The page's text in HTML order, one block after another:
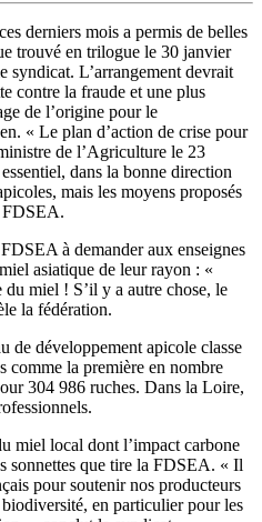
derniers mois a permis de belles
trouvé en trilogue le 30 janvier
L’arrangement devrait
contre la fraude et une plus
de l’origine pour le
« Le plan d’action de crise pour
de l’Agriculture le 23
dans la bonne direction
mais les moyens proposés
FDSEA.
à demander aux enseignes
asiatique de leur rayon : «
miel ! S’il y a autre chose, le
la fédération.
de développement apicole classe
la première en nombre
304 986 ruches. Dans la Loire,
miel local dont l’impact carbone
sonnettes que tire la FDSEA. « Il
pour soutenir nos producteurs
en particulier pour les